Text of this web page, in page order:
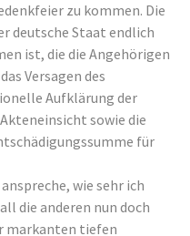
zu kommen. Die
deutsche Staat endlich
ist, die die Angehörigen
Versagen des
Aufklärung der
sowie die
für
wie sehr ich
die anderen nun doch
markanten tiefen